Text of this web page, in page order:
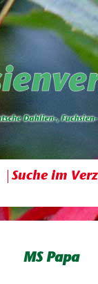
Suche im
MS Papa